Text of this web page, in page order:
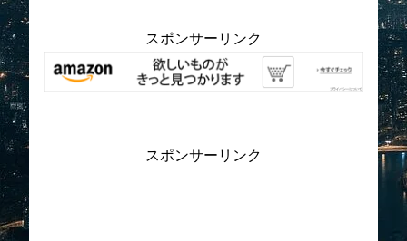
スポンサーリンク
スポンサーリンク